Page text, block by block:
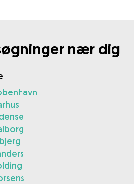
nær dig